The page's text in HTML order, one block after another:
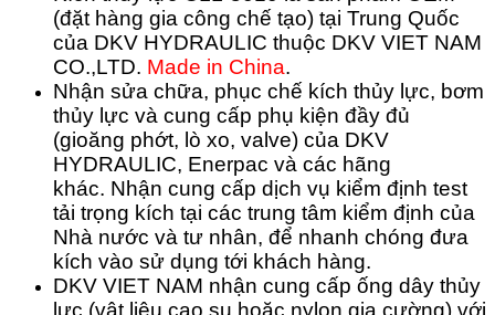
(đặt hàng gia công chế tạo) tại Trung Quốc
của DKV HYDRAULIC thuộc DKV VIET NAM
CO.,LTD. Made in China.
Nhận sửa chữa, phục chế kích thủy lực, bơm
thủy lực và cung cấp phụ kiện đầy đủ
(gioăng phớt, lò xo, valve) của DKV
HYDRAULIC, Enerpac và các hãng
khác. Nhận cung cấp dịch vụ kiểm định test
tải trọng kích tại các trung tâm kiểm định của
Nhà nước và tư nhân, để nhanh chóng đưa
kích vào sử dụng tới khách hàng.
DKV VIET NAM nhận cung cấp ống dây thủy
lực (vật liệu cao su hoặc nylon gia cường) với